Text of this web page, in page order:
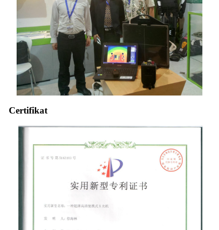
Certifikat